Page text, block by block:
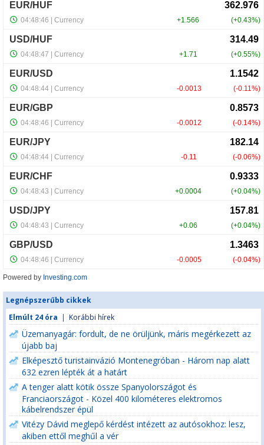
Powered by Investing.com
Legnépszerűbb cikkek
Elmúlt 24 óra | Korábbi hírek
Üzemanyagár: fordult, de ne örüljünk, máris megérkezett az
újabb baj
Elképesztő turistainvázió Montenegróban - Három nap alatt
632 ezren lépték át a határt
A tenger alatt kötik össze Spanyolországot és
Franciaországot - Közel 400 kilométeres elektromos
kábelrendszer épül
Vitézy Dávid meglepő kérdést intézett az autósokhoz: lesz,
akiben ettől meghűl a vér